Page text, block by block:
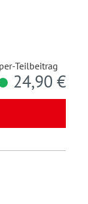
Teilbeitrag
24,90 €